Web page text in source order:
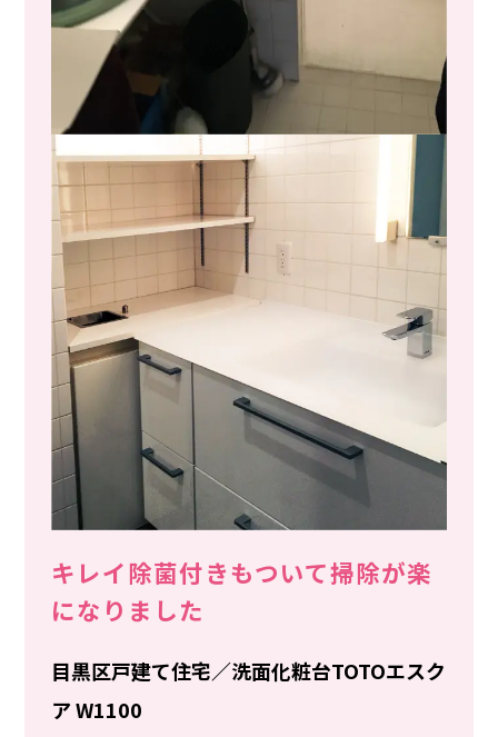
ビル・マンションの給排水管
改修工事・内装外装改修工事
スエリア
ンタビュー
▶正社員登用 一次審査応募フォーム
カレンダー
わせ
プライバシーポリシー
キレイ除菌付きもついて掃除が楽
になりました
目黒区戸建て住宅／洗面化粧台TOTOエスク
ア W1100